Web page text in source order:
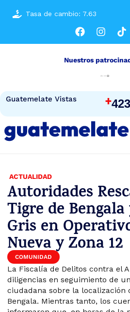
Tasa de cambio: 7.63
Guatemelate Vistas +
Nuestros
ACTUALIDAD
Autoridades
Tigre de
Gris en
Nueva y Zona 12
COMUNIDAD
La Fiscalía de Delitos contra el
diligencias en seguimiento de
ciudadana sobre la localización
Bengala. Mientras tanto, los